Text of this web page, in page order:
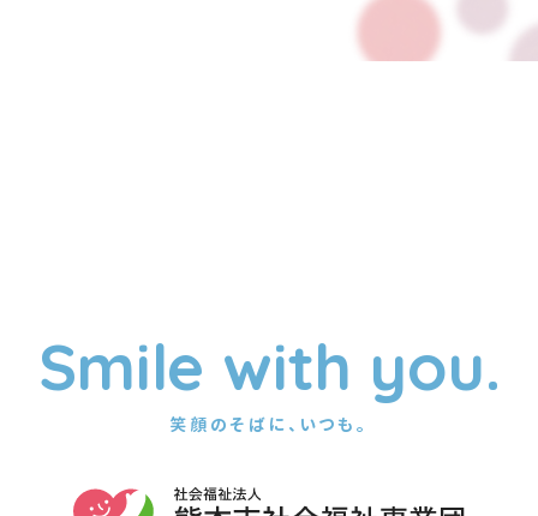
Smile with you.
笑顔のそばに、いつも。